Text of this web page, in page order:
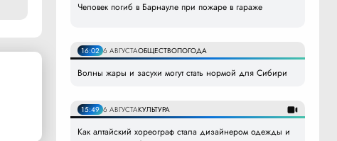
Человек погиб в Барнауле при пожаре в гараже
16:02 6 АВГУСТАОБЩЕСТВОПОГОДА
Волны жары и засухи могут стать нормой для Сибири
15:49 6 АВГУСТАКУЛЬТУРА
Как алтайский хореограф стала дизайнером одежды и